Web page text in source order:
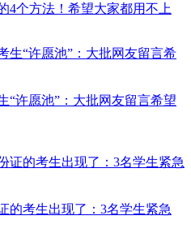
4个方法！希望大家都用不上
“许愿池”：大批网友留言希望
的考生出现了：3名学生紧急